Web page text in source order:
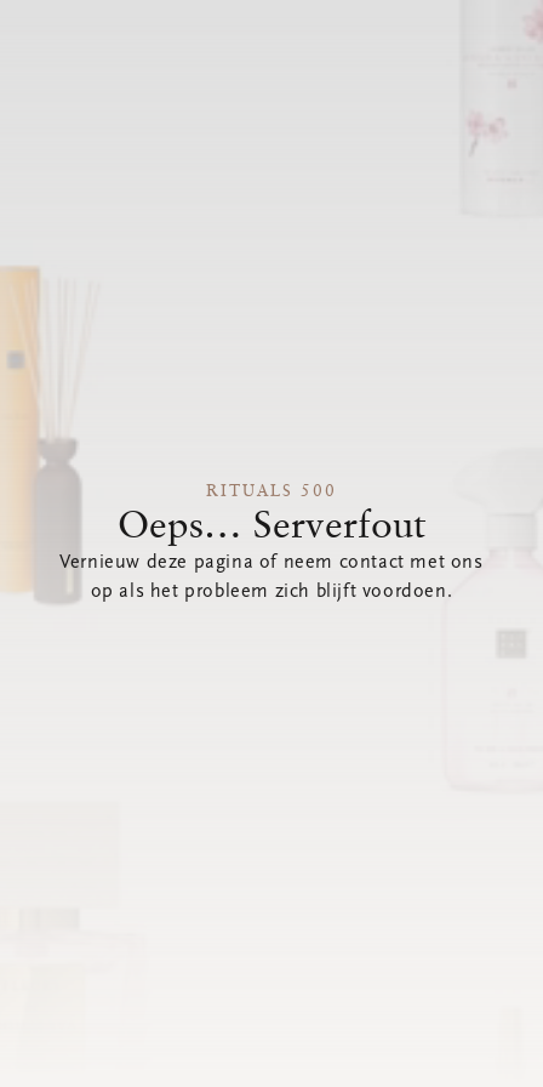
RITUALS 500
Oeps… Serverfout
Vernieuw deze pagina of neem contact met ons
op als het probleem zich blijft voordoen.